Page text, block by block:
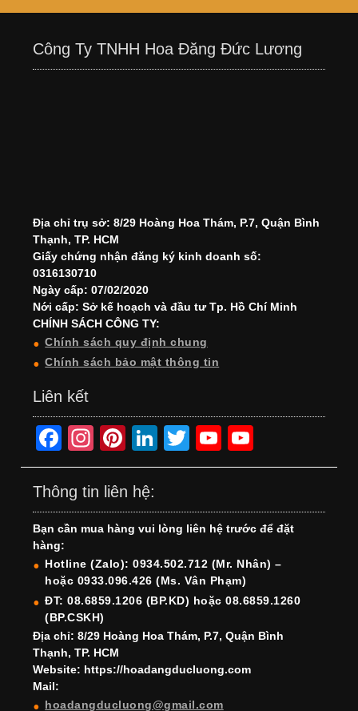
Công Ty TNHH Hoa Đăng Đức Lương
Địa chỉ trụ sở: 8/29 Hoàng Hoa Thám, P.7, Quận Bình
Thạnh, TP. HCM
Giấy chứng nhận đăng ký kinh doanh số:
0316130710
Ngày cấp: 07/02/2020
Nới cấp: Sở kế hoạch và đầu tư Tp. Hồ Chí Minh
CHÍNH SÁCH CÔNG TY:
Chính sách quy định chung
Chính sách bảo mật thông tin
Liên kết
F
a
c
e
b
o
o
k
In
st
a
gr
a
m
Pi
nt
er
e
st
Li
n
e
dI
n
T
wi
er
Y
o
T
u
b
e
o
T
u
b
e
h
Thông tin liên hệ:
Bạn cần mua hàng vui lòng liên hệ trước để đặt
hàng:
Hotline (Zalo): 0934.502.712 (Mr. Nhân) –
hoặc 0933.096.426 (Ms. Vân Phạm)
ĐT: 08.6859.1206 (BP.KD) hoặc 08.6859.1260
(BP.CSKH)
Địa chỉ: 8/29 Hoàng Hoa Thám, P.7, Quận Bình
Thạnh, TP. HCM
Website: https://hoadangducluong.com
Mail:
hoadangducluong@gmail.com